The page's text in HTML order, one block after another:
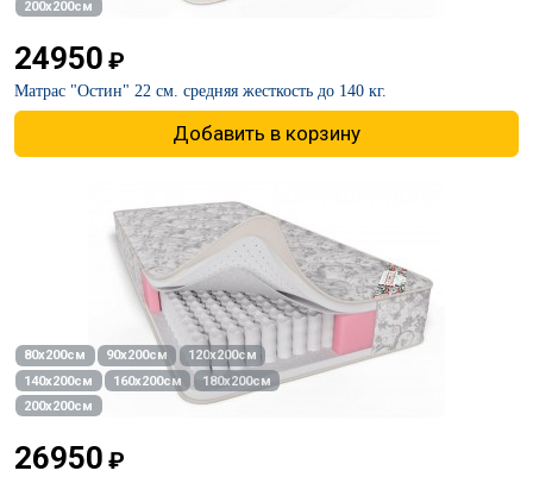
200х200см
24950 ₽
Матрас "Остин" 22 см. средняя жесткость до 140 кг.
Добавить в корзину
80х200см 90х200см
120х200см
140х200см
160х200см
180х200см
200х200см
26950 ₽